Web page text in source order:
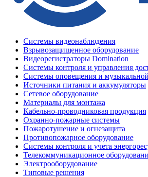
Системы видеонаблюдения
Взрывозащищенное оборудование
Видеорегистраторы Domination
Системы контроля и управления
Системы оповещения и
Источники питания и аккумуляторы
Сетевое оборудование
Материалы для монтажа
Кабельно-проводниковая продукция
Охранно-пожарные системы
Пожаротушение и огнезащита
Противопожарное оборудование
Системы контроля и учета
Телекоммуникационное
Электрооборудование
Типовые решения